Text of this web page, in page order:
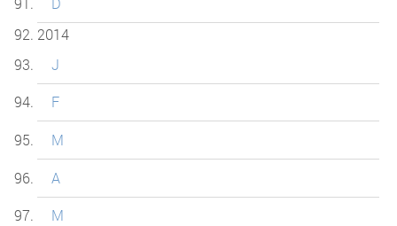
D
2014
J
F
M
A
M